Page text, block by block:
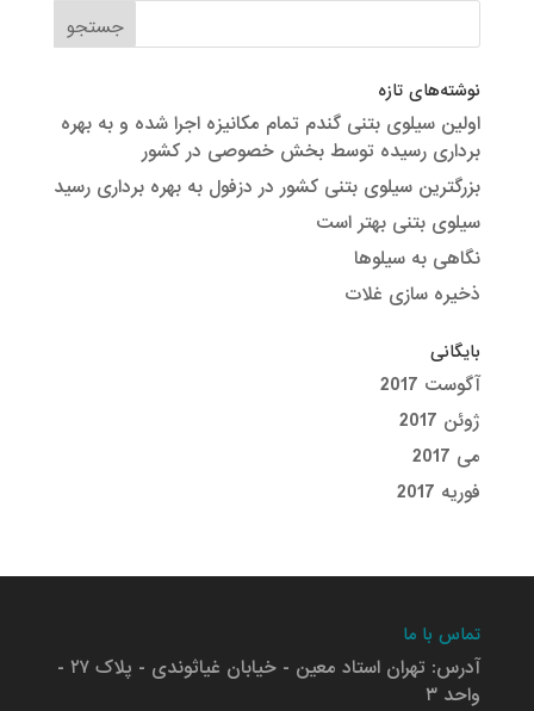
نوشته‌های تازه
اولین سیلوی بتنی گندم تمام مکانیزه اجرا شده و به بهره
برداری رسیده توسط بخش خصوصی در کشور
بزرگترین سیلوی بتنی کشور در دزفول به بهره برداری رسید
سیلوی بتنی بهتر است
نگاهی به سیلوها
ذخیره سازی غلات
بایگانی
آگوست 2017
ژوئن 2017
می 2017
فوریه 2017
تماس با ما
آدرس: تهران استاد معین - خیابان غیاثوندی - پلاک ۲۷ -
واحد ۳